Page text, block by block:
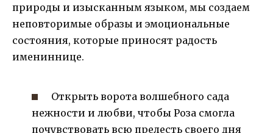
природы и изысканным языком, мы создаем
неповторимые образы и эмоциональные
состояния, которые приносят радость
имениннице.
Открыть ворота волшебного сада
нежности и любви, чтобы Роза смогла
почувствовать всю прелесть своего дня